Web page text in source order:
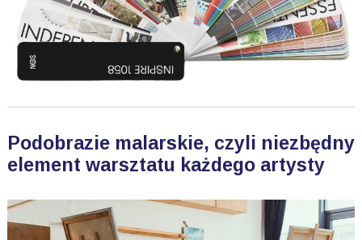
Podobrazie malarskie, czyli niezbędny
element warsztatu każdego artysty